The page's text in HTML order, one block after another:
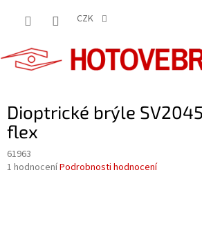
CZK
Dioptrické brýle
flex
61963
Průměrné
1 hodnoceníPodrobnosti hodnocení